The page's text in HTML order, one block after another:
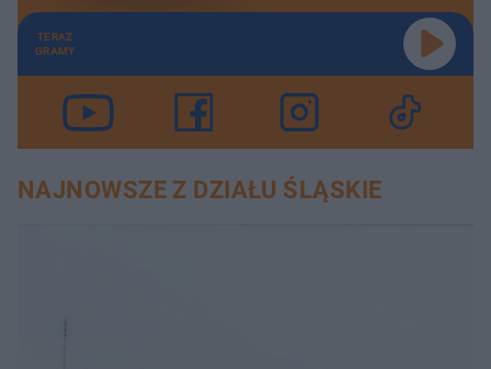
TERAZ
GRAMY
NAJNOWSZE Z DZIAŁU ŚLĄSKIE